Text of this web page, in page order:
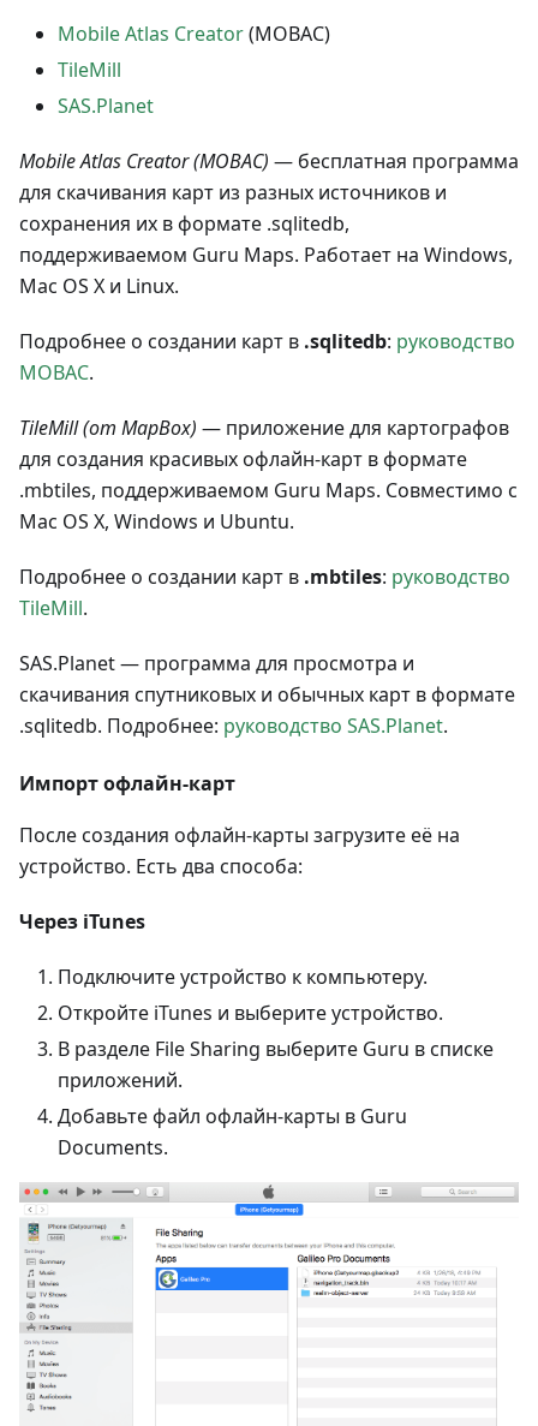
Mobile Atlas Creator(MOBAC)
TileMill
SAS.Planet
Mobile Atlas Creator (MOBAC) — бесплатная программа
для скачивания карт из разных источников и
сохранения их в формате .sqlitedb,
поддерживаемом Guru Maps. Работает на Windows,
Mac OS X и Linux.
Подробнее о создании карт в .sqlitedb: руководство
MOBAC.
TileMill (от MapBox) — приложение для картографов
для создания красивых офлайн-карт в формате
.mbtiles, поддерживаемом Guru Maps. Совместимо с
Mac OS X, Windows и Ubuntu.
Подробнее о создании карт в .mbtiles: руководство
TileMill.
SAS.Planet — программа для просмотра и
скачивания спутниковых и обычных карт в формате
.sqlitedb. Подробнее: руководство SAS.Planet.
Импорт офлайн-карт
После создания офлайн-карты загрузите её на
устройство. Есть два способа:
Через iTunes
Подключите устройство к компьютеру.
Откройте iTunes и выберите устройство.
В разделе File Sharing выберите Guru в списке
приложений.
Добавьте файл офлайн-карты в Guru
Documents.